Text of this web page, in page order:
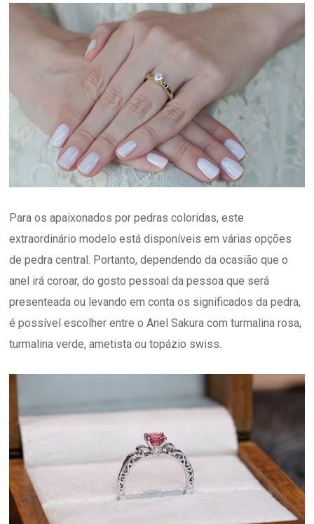
Para os apaixonados por pedras coloridas, este
extraordinário modelo está disponíveis em várias opções
de pedra central. Portanto, dependendo da ocasião que o
anel irá coroar, do gosto pessoal da pessoa que será
presenteada ou levando em conta os significados da pedra,
é possível escolher entre o Anel Sakura com turmalina rosa,
turmalina verde, ametista ou topázio swiss.